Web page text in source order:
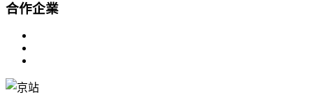
合作企業